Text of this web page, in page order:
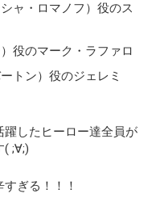
ャ・ロマノフ）役のス
役のマーク・ラファロ
トン）役のジェレミ
したヒーロー達全員が
( ;∀;)
ぎる！！！